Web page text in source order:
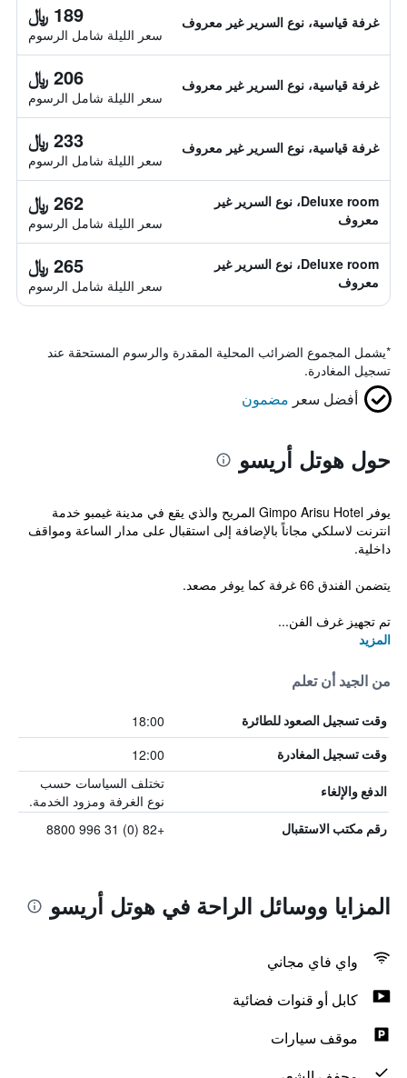
غرفة قياسية، نوع السرير غير معروف 189 ﷼
سعر الليلة شامل الرسوم
غرفة قياسية، نوع السرير غير معروف 206 ﷼
سعر الليلة شامل الرسوم
غرفة قياسية، نوع السرير غير معروف 233 ﷼
سعر الليلة شامل الرسوم
Deluxe room، نوع السرير غير
معروف
262 ﷼
سعر الليلة شامل الرسوم
Deluxe room، نوع السرير غير
معروف
265 ﷼
سعر الليلة شامل الرسوم
*يشمل المجموع الضرائب المحلية المقدرة والرسوم المستحقة عند
تسجيل المغادرة.
أفضل سعر مضمون
حول هوتل أريسو
يوفر Gimpo Arisu Hotel المريح والذي يقع في مدينة غيمبو خدمة
انترنت لاسلكي مجاناً بالإضافة إلى استقبال على مدار الساعة ومواقف
داخلية.
يتضمن الفندق 66 غرفة كما يوفر مصعد.
تم تجهيز غرف الفن...
المزيد
من الجيد أن تعلم
وقت تسجيل الصعود للطائرة 18:00
وقت تسجيل المغادرة 12:00
الدفع والإلغاء
تختلف السياسات حسب
نوع الغرفة ومزود الخدمة.
رقم مكتب الاستقبال +82 (0) 31 996 8800
المزايا ووسائل الراحة في هوتل أريسو
واي فاي مجاني
كابل أو قنوات فضائية
موقف سيارات